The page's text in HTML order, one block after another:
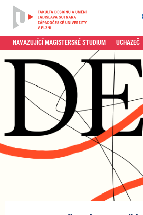
NAVAZUJÍCÍ MAGISTERSKÉ STUDIUM UCHAZEČ